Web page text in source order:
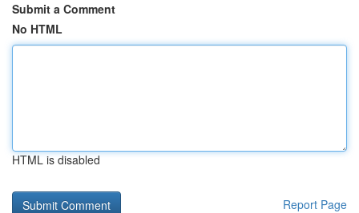
Submit a Comment
No HTML
HTML is disabled
Report Page